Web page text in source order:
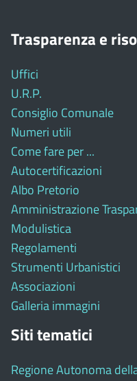
Trasparenza e
Uffici
U.R.P.
Consiglio Comunale
Numeri utili
Come fare per ...
Autocertificazioni
Albo Pretorio
Amministrazione
Modulistica
Regolamenti
Strumenti Urbanistici
Associazioni
Galleria immagini
Siti tematici
Regione Autonoma